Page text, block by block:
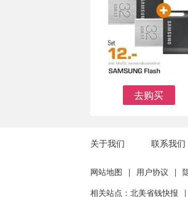
去购买
关于我们 联系我们
网站地图 | 用户协议 |
相关站点： 北美省钱快报 |